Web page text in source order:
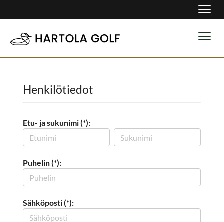
Henkilötiedot
Etu- ja sukunimi (*):
Puhelin (*):
Sähköposti (*):